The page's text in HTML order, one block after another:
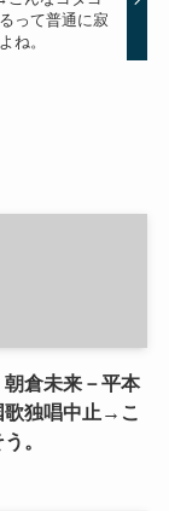
って普通に寂
ね。
倉未来－平本
歌独唱中止→こ
。